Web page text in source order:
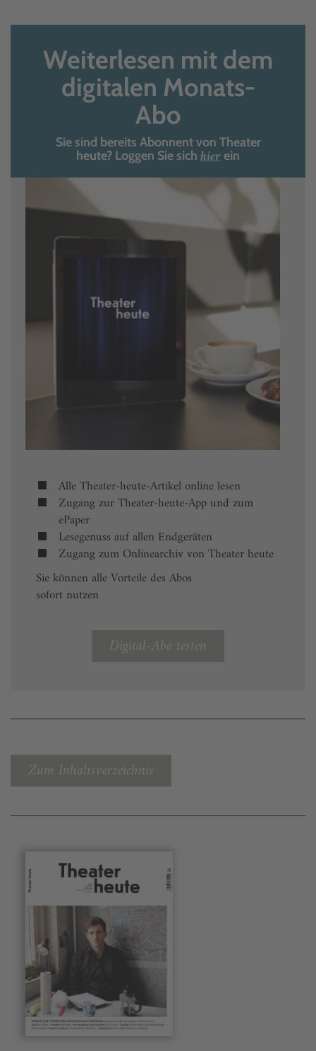
Weiterlesen mit dem
digitalen Monats-
Abo
Sie sind bereits Abonnent von Theater
heute? Loggen Sie sich hierein
Alle Theater-heute-Artikel online lesen
Zugang zur Theater-heute-App und zum
ePaper
Lesegenuss auf allen Endgeräten
Zugang zum Onlinearchiv von Theater heute
Sie können alle Vorteile des Abos
sofort nutzen
Digital-Abo testen
Zum Inhaltsverzeichnis